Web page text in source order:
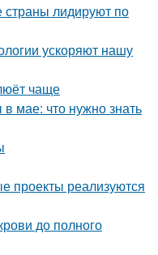
страны лидируют по
ускоряют нашу
чаще
мае: что нужно знать
проекты реализуются
до полного